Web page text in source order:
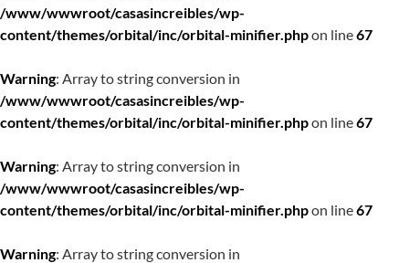
/www/wwwroot/casasincreibles/wp-
content/themes/orbital/inc/orbital-minifier.phpon line67
Warning: Array to string conversion in
/www/wwwroot/casasincreibles/wp-
content/themes/orbital/inc/orbital-minifier.phpon line67
Warning: Array to string conversion in
/www/wwwroot/casasincreibles/wp-
content/themes/orbital/inc/orbital-minifier.phpon line67
Warning: Array to string conversion in